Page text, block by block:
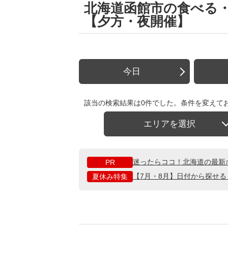
北海道函館市の食べる
【夕方・夜開催】
今日
該当の検索結果は0件でした。条件を変えて
エリアを選択
PR
迷ったらココ！北海道の最
夏休み特集
【7月・8月】日付から探せ